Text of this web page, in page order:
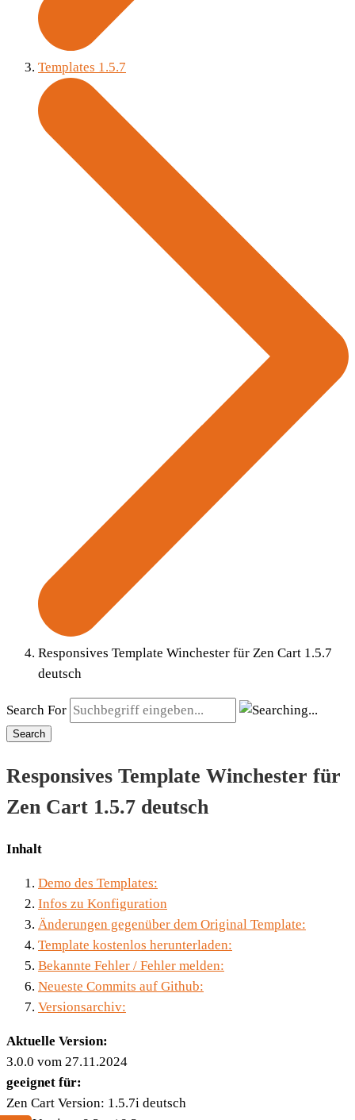
Templates 1.5.7
Responsives Template Winchester für Zen Cart 1.5.7
deutsch
Search For
Search
Responsives Template Winchester für
Zen Cart 1.5.7 deutsch
Inhalt
Demo des Templates:
Infos zu Konfiguration
Änderungen gegenüber dem Original Template:
Template kostenlos herunterladen:
Bekannte Fehler / Fehler melden:
Neueste Commits auf Github:
Versionsarchiv:
Aktuelle Version:
3.0.0 vom 27.11.2024
geeignet für:
Zen Cart Version: 1.5.7i deutsch